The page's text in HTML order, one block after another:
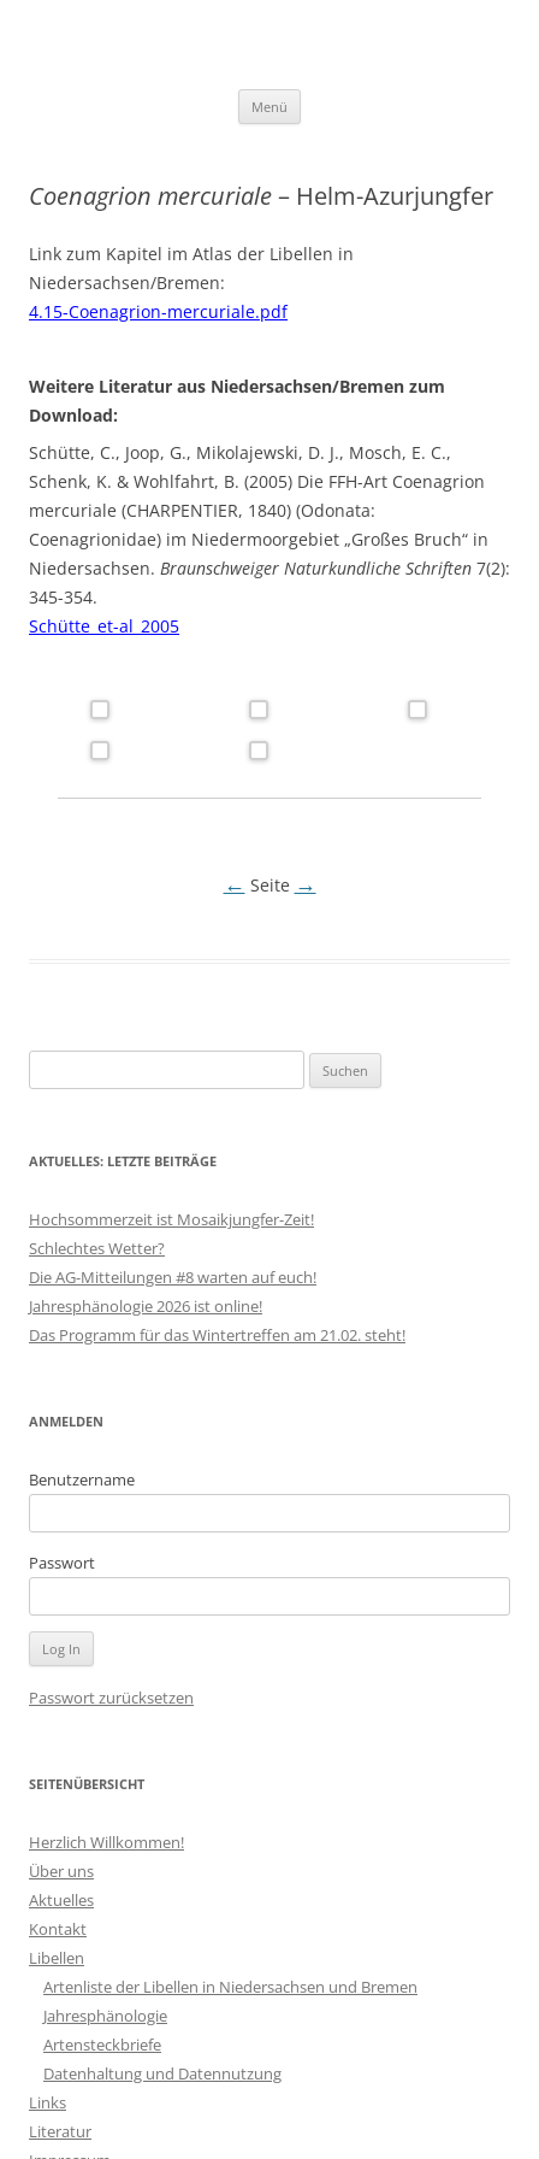
Bremen
Menü
Coenagrion mercuriale– Helm-Azurjungfer
Link zum Kapitel im Atlas der Libellen in
Niedersachsen/Bremen:
4.15-Coenagrion-mercuriale.pdf
Weitere Literatur aus Niedersachsen/Bremen zum
Download:
Schütte, C., Joop, G., Mikolajewski, D. J., Mosch, E. C.,
Schenk, K. & Wohlfahrt, B. (2005) Die FFH-Art Coenagrion
mercuriale (CHARPENTIER, 1840) (Odonata:
Coenagrionidae) im Niedermoorgebiet „Großes Bruch“ in
Niedersachsen. Braunschweiger Naturkundliche Schriften 7(2):
345-354.
Schütte_et-al_2005
← Seite →
nach:
AKTUELLES: LETZTE BEITRÄGE
Hochsommerzeit ist Mosaikjungfer-Zeit!
Schlechtes Wetter?
Die AG-Mitteilungen #8 warten auf euch!
Jahresphänologie 2026 ist online!
Das Programm für das Wintertreffen am 21.02. steht!
ANMELDEN
Benutzername
Passwort
Passwort zurücksetzen
SEITENÜBERSICHT
Herzlich Willkommen!
Über uns
Aktuelles
Kontakt
Libellen
Artenliste der Libellen in Niedersachsen und Bremen
Jahresphänologie
Artensteckbriefe
Datenhaltung und Datennutzung
Links
Literatur